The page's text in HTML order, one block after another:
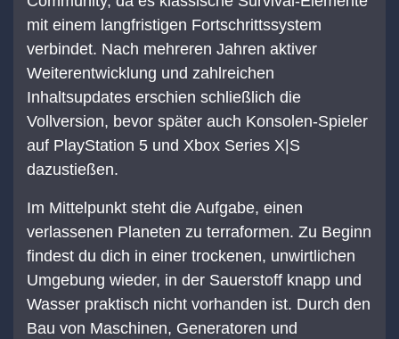
mit einem langfristigen Fortschrittssystem
verbindet. Nach mehreren Jahren aktiver
Weiterentwicklung und zahlreichen
Inhaltsupdates erschien schließlich die
Vollversion, bevor später auch Konsolen-Spieler
auf PlayStation 5 und Xbox Series X|S
dazustießen.
Im Mittelpunkt steht die Aufgabe, einen
verlassenen Planeten zu terraformen. Zu Beginn
findest du dich in einer trockenen, unwirtlichen
Umgebung wieder, in der Sauerstoff knapp und
Wasser praktisch nicht vorhanden ist. Durch den
Bau von Maschinen, Generatoren und